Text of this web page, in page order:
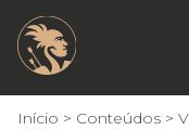
Início Conteúdos